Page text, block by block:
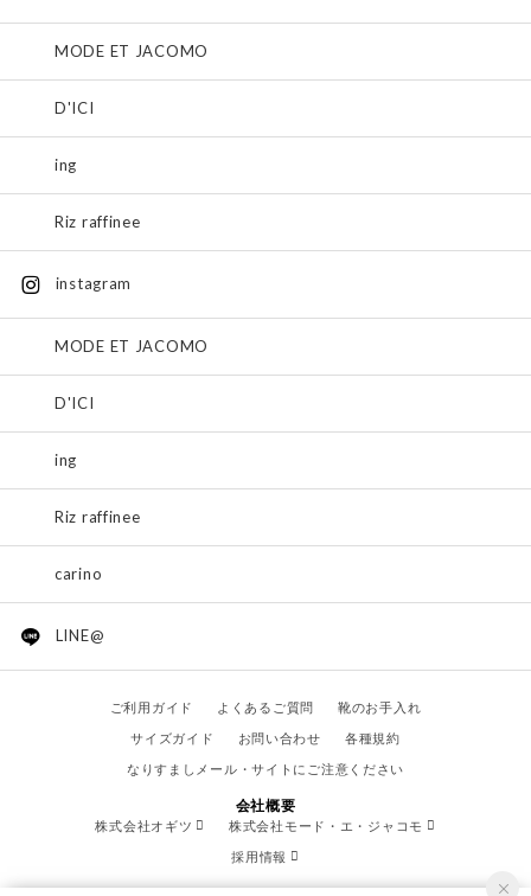
MODE ET JACOMO
D'ICI
ing
Riz raffinee
instagram
MODE ET JACOMO
D'ICI
ing
Riz raffinee
carino
LINE@
ご利用ガイド よくあるご質問
靴のお手入れ
サイズガイド
お問い合わせ
各種規約
なりすましメール・サイトにご注意ください
会社概要
株式会社オギツ
株式会社モード・エ・ジャコモ
採用情報